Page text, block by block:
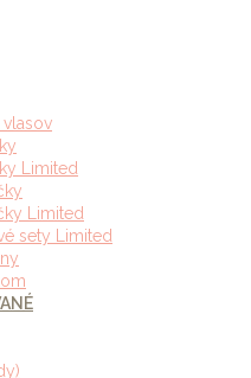
Limited
Limited
sety Limited